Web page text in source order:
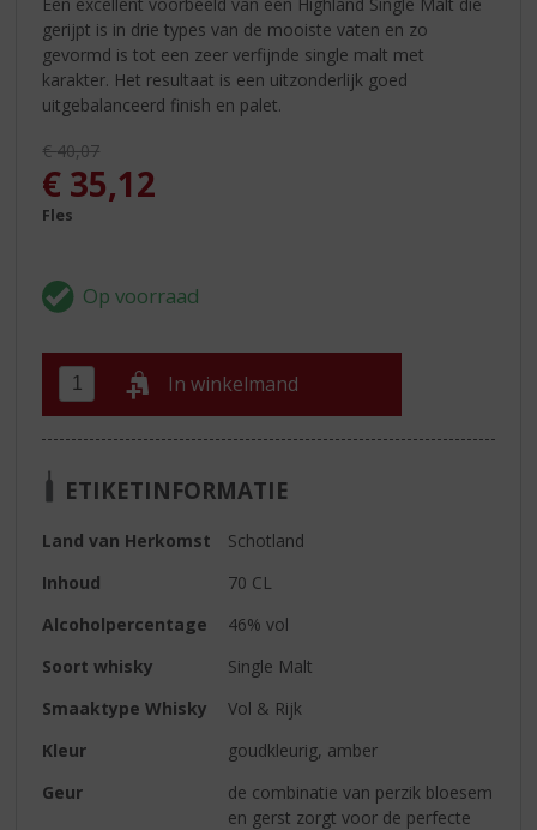
gerijpt is in drie types van de mooiste vaten en zo
gevormd is tot een zeer verfijnde single malt met
karakter. Het resultaat is een uitzonderlijk goed
uitgebalanceerd finish en palet.
Originele prijs was:
€40,07
, Huidige prijs is:
€ 35,12
Fles
In winkelmand
ETIKETINFORMATIE
Land van Herkomst
Schotland
Inhoud
70 CL
Alcoholpercentage
46% vol
Soort whisky
Single Malt
Smaaktype Whisky
Vol & Rijk
Kleur
goudkleurig, amber
Geur
de combinatie van perzik bloesem
en gerst zorgt voor de perfecte